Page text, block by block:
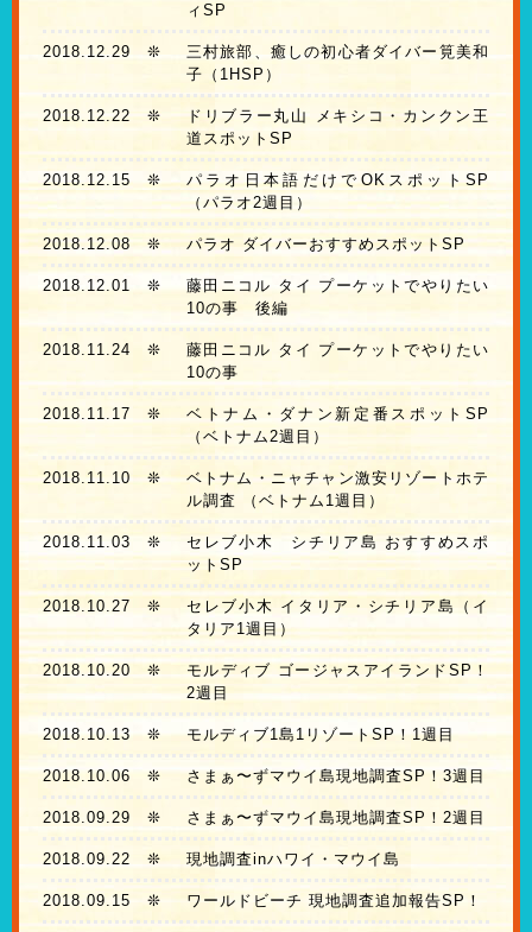
ィSP
2018.12.29 ❊
三村旅部、癒しの初心者ダイバー筧美和
子（1HSP）
2018.12.22 ❊
ドリブラー丸山 メキシコ・カンクン王
道スポットSP
2018.12.15❊
パラオ日本語だけでOKスポットSP
（パラオ2週目）
2018.12.08 ❊ パラオ ダイバーおすすめスポットSP
2018.12.01 ❊
藤田ニコル タイ プーケットでやりたい
10の事 後編
2018.11.24 ❊
藤田ニコル タイ プーケットでやりたい
10の事
2018.11.17 ❊
ベトナム・ダナン新定番スポットSP
（ベトナム2週目）
2018.11.10❊
ベトナム・ニャチャン激安リゾートホテ
ル調査 （ベトナム1週目）
2018.11.03 ❊
セレブ小木 シチリア島 おすすめスポ
ットSP
2018.10.27 ❊
セレブ小木 イタリア・シチリア島（イ
タリア1週目）
2018.10.20❊
モルディブ ゴージャスアイランドSP！
2週目
2018.10.13❊ モルディブ1島1リゾートSP！1週目
2018.10.06 ❊ さまぁ〜ずマウイ島現地調査SP！3週目
2018.09.29 ❊ さまぁ〜ずマウイ島現地調査SP！2週目
2018.09.22 ❊ 現地調査inハワイ・マウイ島
2018.09.15 ❊ ワールドビーチ 現地調査追加報告SP！